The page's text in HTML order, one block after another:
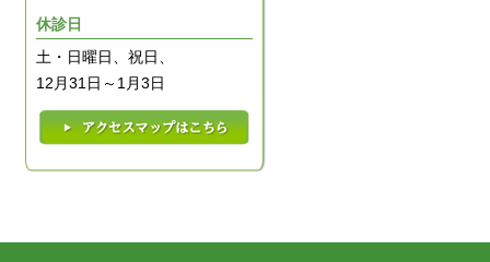
休診日
土・日曜日、祝日、
12月31日～1月3日